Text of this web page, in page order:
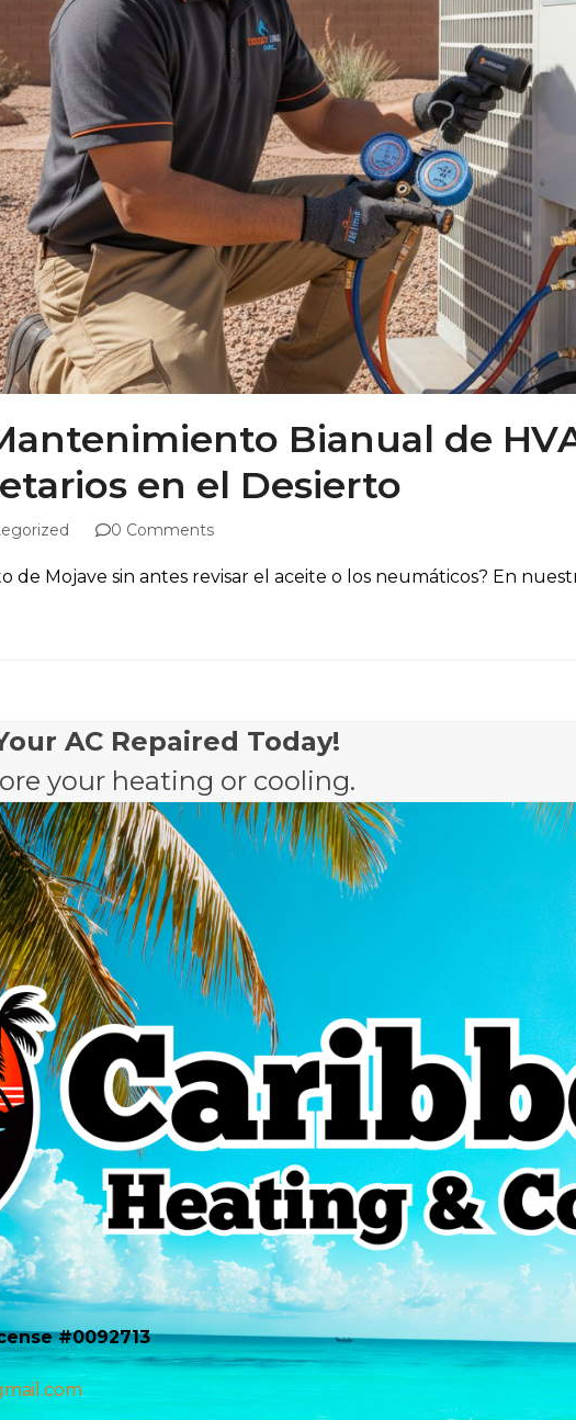
Bianual de
en el Desierto
0 Comments
de Mojave sin antes revisar el aceite o los neumáticos? En
AC Repaired Today!
your heating or cooling.
#0092713